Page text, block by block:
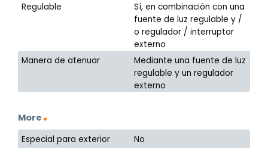
Regulable
Sí, en combinación con una
fuente de luz regulable y /
o regulador / interruptor
externo
Manera de atenuar
Mediante una fuente de luz
regulable y un regulador
externo
More
Especial para exterior
No